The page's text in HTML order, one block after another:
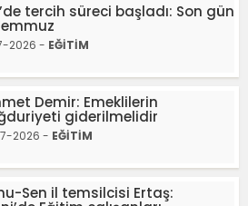
tercih süreci başladı: Son gün
2026 - EĞİTİM
Demir: Emeklilerin
giderilmelidir
2026 - EĞİTİM
Sen il temsilcisi Ertaş: